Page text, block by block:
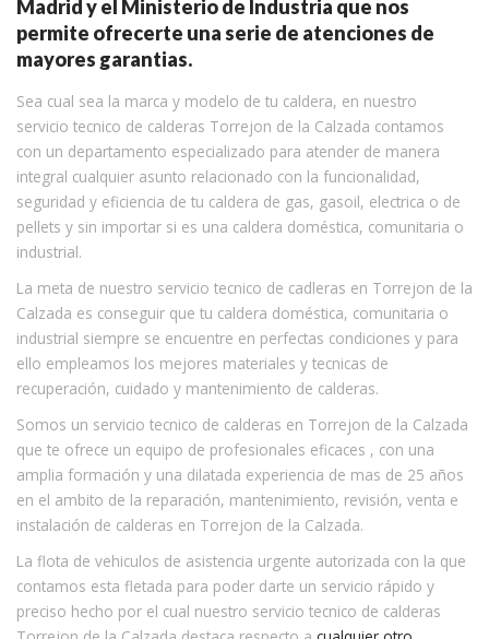
Madrid y el Ministerio de Industria que nos
permite ofrecerte una serie de atenciones de
mayores garantias.
Sea cual sea la marca y modelo de tu caldera, en nuestro
servicio tecnico de calderas Torrejon de la Calzada contamos
con un departamento especializado para atender de manera
integral cualquier asunto relacionado con la funcionalidad,
seguridad y eficiencia de tu caldera de gas, gasoil, electrica o de
pellets y sin importar si es una caldera doméstica, comunitaria o
industrial.
La meta de nuestro servicio tecnico de cadleras en Torrejon de la
Calzada es conseguir que tu caldera doméstica, comunitaria o
industrial siempre se encuentre en perfectas condiciones y para
ello empleamos los mejores materiales y tecnicas de
recuperación, cuidado y mantenimiento de calderas.
Somos un servicio tecnico de calderas en Torrejon de la Calzada
que te ofrece un equipo de profesionales eficaces , con una
amplia formación y una dilatada experiencia de mas de 25 años
en el ambito de la reparación, mantenimiento, revisión, venta e
instalación de calderas en Torrejon de la Calzada.
La flota de vehiculos de asistencia urgente autorizada con la que
contamos esta fletada para poder darte un servicio rápido y
preciso hecho por el cual nuestro servicio tecnico de calderas